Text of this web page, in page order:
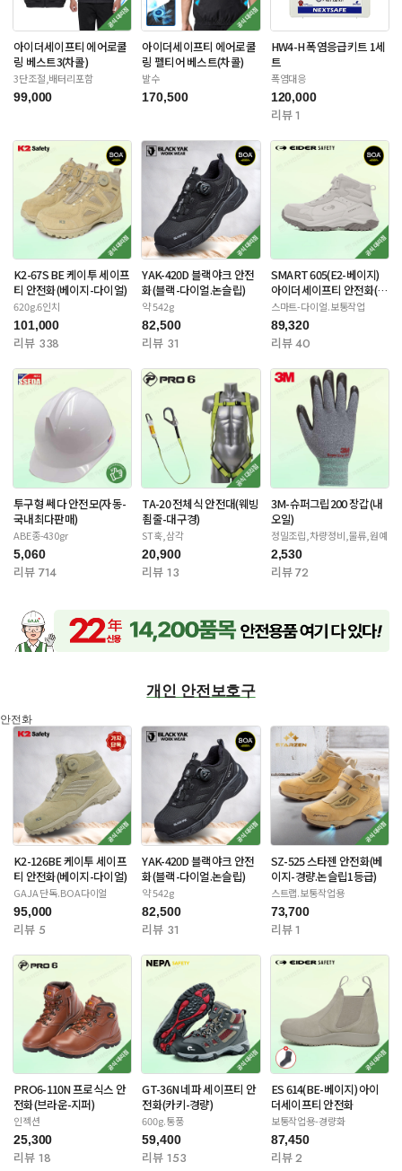
아이더세이프티 에어로쿨
링 베스트3(차콜)
3단조절,배터리포함
99,000
아이더세이프티 에어로쿨
링 펠티어 베스트(차콜)
발수
170,500
HW4-H 폭염응급키트 1세
트
폭염대응
120,000
리뷰 1
K2-67S BE 케이투 세이프
티 안전화(베이지-다이얼)
620g.6인치
101,000
리뷰 338
YAK-420D 블랙야크 안전
화(블랙-다이얼.논슬립)
약 542g
82,500
리뷰 31
SMART 605(E2-베이지)
아이더세이프티 안전화(스
틸토캡)
스마트-다이얼.보통작업
89,320
리뷰 40
투구형 쎄다 안전모(자동-
국내최다판매)
ABE종-430gr
5,060
리뷰 714
TA-20 전체식 안전대(웨빙
죔줄-대구경)
ST훅,삼각
20,900
리뷰 13
3M-슈퍼그립200 장갑(내
오일)
정밀조립,차량정비,물류,원예
2,530
리뷰 72
개인 안전보호구
안전화
K2-126BE 케이투 세이프
티 안전화(베이지-다이얼)
GAJA 단독.BOA다이얼
95,000
리뷰 5
YAK-420D 블랙야크 안전
화(블랙-다이얼.논슬립)
약 542g
82,500
리뷰 31
SZ-525 스타젠 안전화(베
이지-경량.논슬립1등급)
스트랩.보통작업용
73,700
리뷰 1
PRO6-110N 프로식스 안
전화(브라운-지퍼)
인젝션
25,300
리뷰 18
GT-36N 네파 세이프티 안
전화(카키-경량)
600g.통풍
59,400
리뷰 153
ES 614(BE-베이지) 아이
더세이프티 안전화
보통작업용-경량화
87,450
리뷰 2